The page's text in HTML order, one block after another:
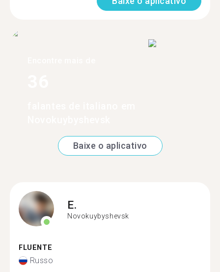
Baixe o aplicativo
E.
Novokuybyshevsk
FLUENTE
Russo